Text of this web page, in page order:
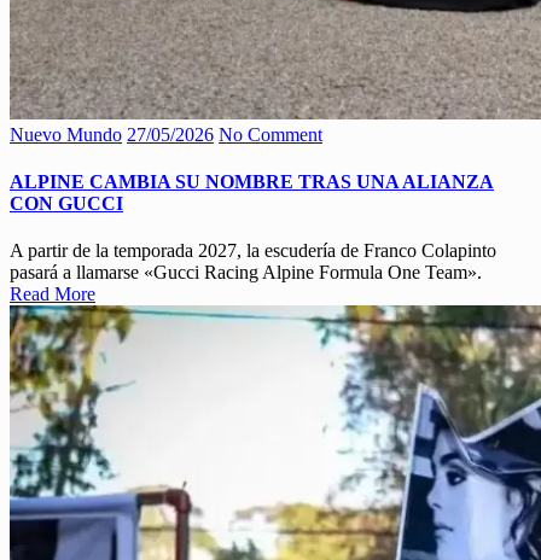
Nuevo Mundo 27/05/2026 No Comment
ALPINE CAMBIA SU NOMBRE TRAS UNA ALIANZA
CON GUCCI
A partir de la temporada 2027, la escudería de Franco Colapinto
pasará a llamarse «Gucci Racing Alpine Formula One Team».
Read More